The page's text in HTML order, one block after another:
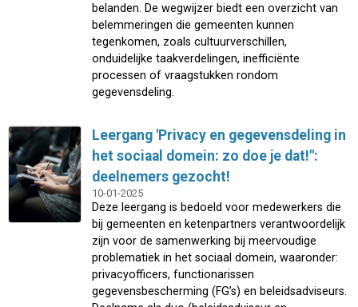
belanden. De wegwijzer biedt een overzicht van
belemmeringen die gemeenten kunnen
tegenkomen, zoals cultuurverschillen,
onduidelijke taakverdelingen, inefficiënte
processen of vraagstukken rondom
gegevensdeling.
Leergang 'Privacy en gegevensdeling in
het sociaal domein: zo doe je dat!":
deelnemers gezocht!
10-01-2025
Deze leergang is bedoeld voor medewerkers die
bij gemeenten en ketenpartners verantwoordelijk
zijn voor de samenwerking bij meervoudige
problematiek in het sociaal domein, waaronder:
privacyofficers, functionarissen
gegevensbescherming (FG’s) en beleidsadviseurs.